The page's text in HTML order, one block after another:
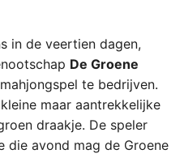
in de veertien dagen,
De Groene
te bedrijven.
maar aantrekkelijke
draakje. De speler
die avond mag de Groene